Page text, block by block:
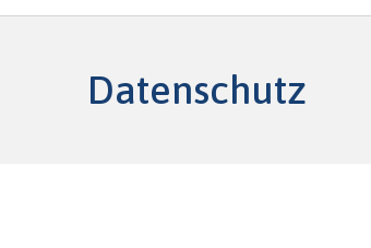
Datenschutz